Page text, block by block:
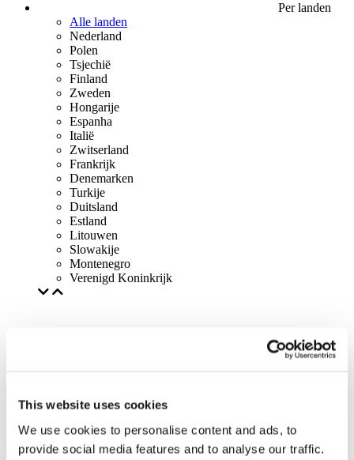
This website uses cookies
We use cookies to personalise content and ads, to
provide social media features and to analyse our traffic.
Per landen
Alle landen
Nederland
Polen
Tsjechië
Finland
Zweden
Hongarije
Espanha
Italië
Zwitserland
Frankrijk
Denemarken
Turkije
Duitsland
Estland
Litouwen
Slowakije
Montenegro
Verenigd Koninkrijk